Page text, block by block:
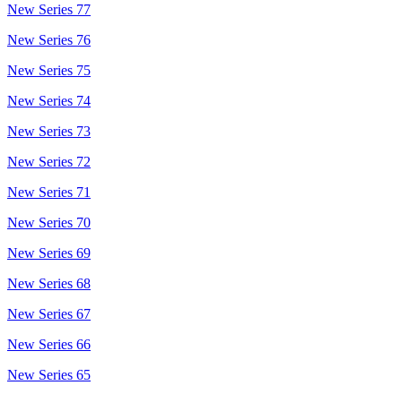
New Series 77
New Series 76
New Series 75
New Series 74
New Series 73
New Series 72
New Series 71
New Series 70
New Series 69
New Series 68
New Series 67
New Series 66
New Series 65